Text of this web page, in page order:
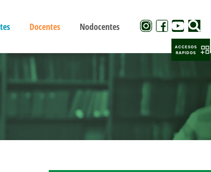
Docentes Nodocentes
ACCESOS
RAPIDOS